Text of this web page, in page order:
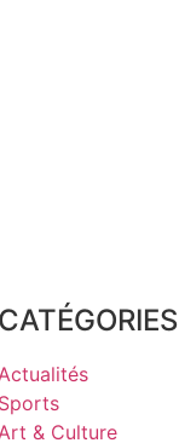
CATÉGORIES
Actualités
Sports
Art & Culture